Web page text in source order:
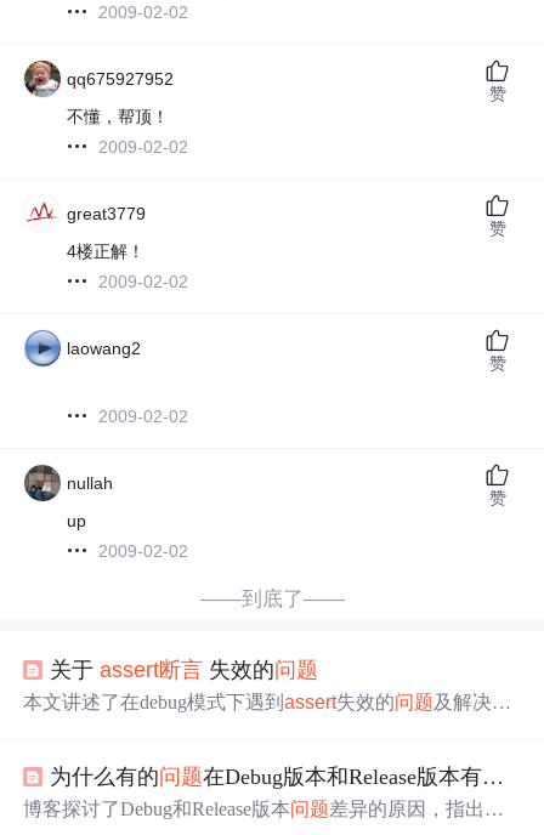
2009-02-02
qq675927952
不懂，帮顶！
2009-02-02
赞
great3779
4楼正解！
2009-02-02
赞
laowang2
2009-02-02
赞
nullah
up
2009-02-02
赞
——到底了——
关于assert断言 失效的问题
本文讲述了在debug模式下遇到assert失效的问题及解决方
为什么有的问题在Debug版本和Release版本有差异?都是
博客探讨了Debug和Release版本问题差异的原因，指出使